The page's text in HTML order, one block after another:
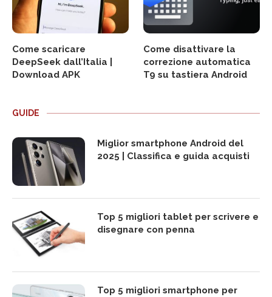
Come scaricare
DeepSeek dall’Italia |
Download APK
Come disattivare la
correzione automatica
T9 su tastiera Android
GUIDE
Miglior smartphone Android del
2025 | Classifica e guida acquisti
Top 5 migliori tablet per scrivere e
disegnare con penna
Top 5 migliori smartphone per